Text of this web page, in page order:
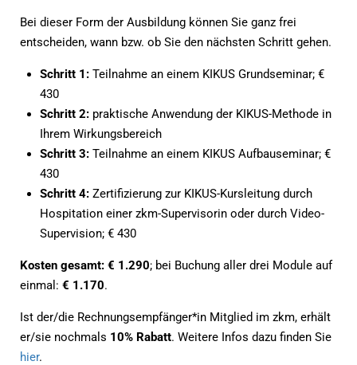
Bei dieser Form der Ausbildung können Sie ganz frei
entscheiden, wann bzw. ob Sie den nächsten Schritt gehen.
Schritt 1: Teilnahme an einem KIKUS Grundseminar; €
430
Schritt 2: praktische Anwendung der KIKUS-Methode in
Ihrem Wirkungsbereich
Schritt 3: Teilnahme an einem KIKUS Aufbauseminar; €
430
Schritt 4: Zertifizierung zur KIKUS-Kursleitung durch
Hospitation einer zkm-Supervisorin oder durch Video-
Supervision; € 430
Kosten gesamt: € 1.290; bei Buchung aller drei Module auf
einmal: € 1.170.
Ist der/die Rechnungsempfänger*in Mitglied im zkm, erhält
er/sie nochmals 10% Rabatt. Weitere Infos dazu finden Sie
hier.